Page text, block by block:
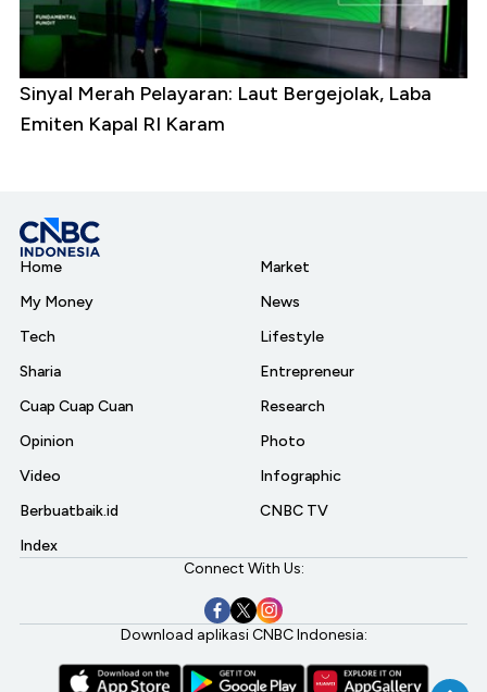
Sinyal Merah Pelayaran: Laut Bergejolak, Laba
Emiten Kapal RI Karam
Home
My Money
Tech
Sharia
Cuap Cuap Cuan
Opinion
Video
Berbuatbaik.id
Index
Market
News
Lifestyle
Entrepreneur
Research
Photo
Infographic
CNBC TV
Connect With Us:
Download aplikasi CNBC Indonesia: